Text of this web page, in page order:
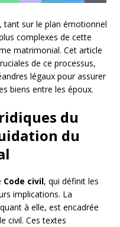
tant sur le plan émotionnel
complexes de cette
matrimonial. Cet article
de ce processus,
légaux pour assurer
biens entre les époux.
du
du
Code civil, qui définit les
implications. La
à elle, est encadrée
civil. Ces textes